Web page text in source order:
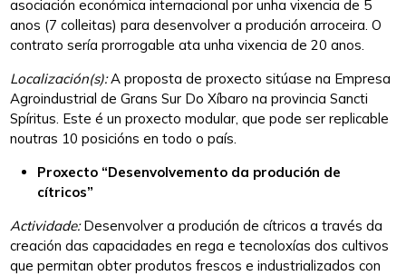
asociación económica internacional por unha vixencia de 5
anos (7 colleitas) para desenvolver a produción arroceira. O
contrato sería prorrogable ata unha vixencia de 20 anos.
Localización(s):A proposta de proxecto sitúase na Empresa
Agroindustrial de Grans Sur Do Xíbaro na provincia Sancti
Spíritus. Este é un proxecto modular, que pode ser replicable
noutras 10 posicións en todo o país.
Proxecto “Desenvolvemento da produción de
cítricos”
Actividade:Desenvolver a produción de cítricos a través da
creación das capacidades en rega e tecnoloxías dos cultivos
que permitan obter produtos frescos e industrializados con